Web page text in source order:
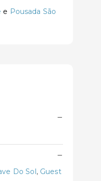
e Pousada São
−
−
Do Sol, Guest